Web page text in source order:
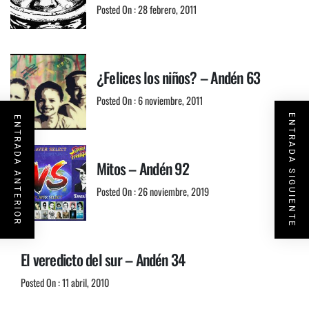
Posted On : 28 febrero, 2011
¿Felices los niños? – Andén 63
Posted On : 6 noviembre, 2011
Mitos – Andén 92
Posted On : 26 noviembre, 2019
El veredicto del sur – Andén 34
Posted On : 11 abril, 2010
ENTRADA ANTERIOR ENTRADA SIGUIENTE